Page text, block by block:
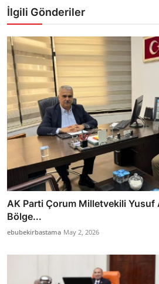
İlgili Gönderiler
AK Parti Çorum Milletvekili Yusuf
Bölge...
ebubekirbastama May 2, 2026